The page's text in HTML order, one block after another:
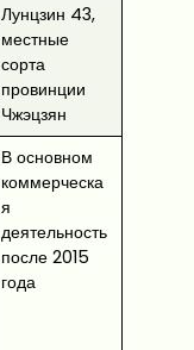
Лунцзин 43,
местные
сорта
провинции
Чжэцзян
В основном
коммерческа
я
деятельность
после 2015
года